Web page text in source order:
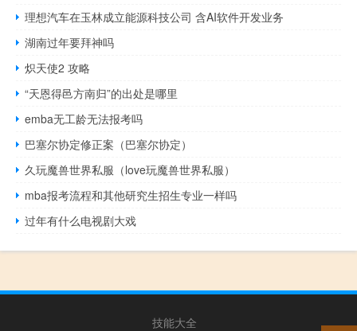
理想汽车在玉林成立能源科技公司 含AI软件开发业务
湖南过年要拜神吗
炽天使2 攻略
“天恩得邑方南归”的出处是哪里
emba无工龄无法报考吗
巴塞尔协定修正案（巴塞尔协定）
久玩魔兽世界私服（love玩魔兽世界私服）
mba报考流程和其他研究生招生专业一样吗
过年有什么电视剧大戏
技能大全